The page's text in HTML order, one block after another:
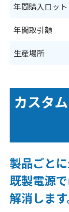
年間購入ロット
年間取引額
生産場所
カスタ
製品ごと
既製電源
解消します